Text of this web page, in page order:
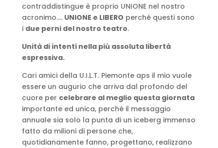
contraddistingue è proprio UNIONE nel nostro
acronimo…. UNIONE e LIBERO perché questi sono
i due perni del nostro teatro.
Unità di intenti nella più assoluta libertà
espressiva.
Cari amici della U.I.L.T. Piemonte aps il mio vuole
essere un augurio che arriva dal profondo del
cuore per celebrare al meglio questa giornata
importante ed unica, perché il messaggio
annuale sia solo la punta di un iceberg immenso
fatto da milioni di persone che,
quotidianamente fanno, progettano, realizzano